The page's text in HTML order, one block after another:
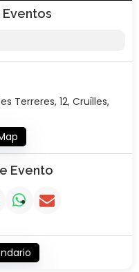
Terreres, 12, Cruïlles,
Evento